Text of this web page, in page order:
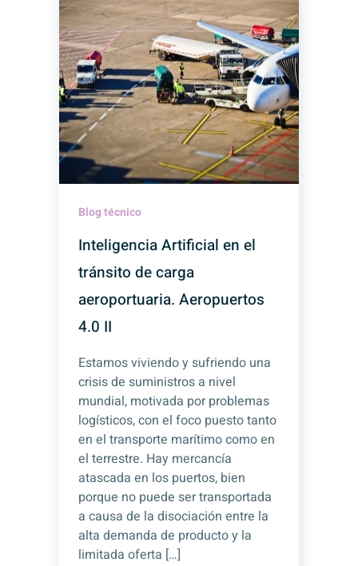
Blog técnico
Inteligencia Artificial en el
tránsito de carga
aeroportuaria. Aeropuertos
4.0 II
Estamos viviendo y sufriendo una
crisis de suministros a nivel
mundial, motivada por problemas
logísticos, con el foco puesto tanto
en el transporte marítimo como en
el terrestre. Hay mercancía
atascada en los puertos, bien
porque no puede ser transportada
a causa de la disociación entre la
alta demanda de producto y la
limitada oferta […]